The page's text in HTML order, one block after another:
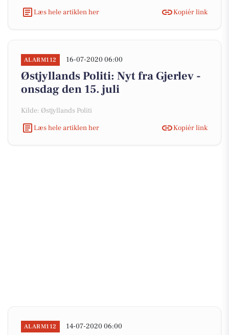
Læs hele artiklen her
Kopiér link
ALARM112 16-07-2020 06:00
Østjyllands Politi: Nyt fra Gjerlev -
onsdag den 15. juli
Kilde: Østjyllands Politi
Læs hele artiklen her
Kopiér link
ALARM112 14-07-2020 06:00